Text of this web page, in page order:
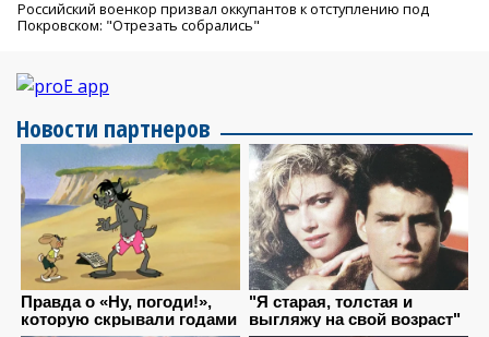
Российский военкор призвал оккупантов к отступлению под
Покровском: "Отрезать собрались"
Новости партнеров